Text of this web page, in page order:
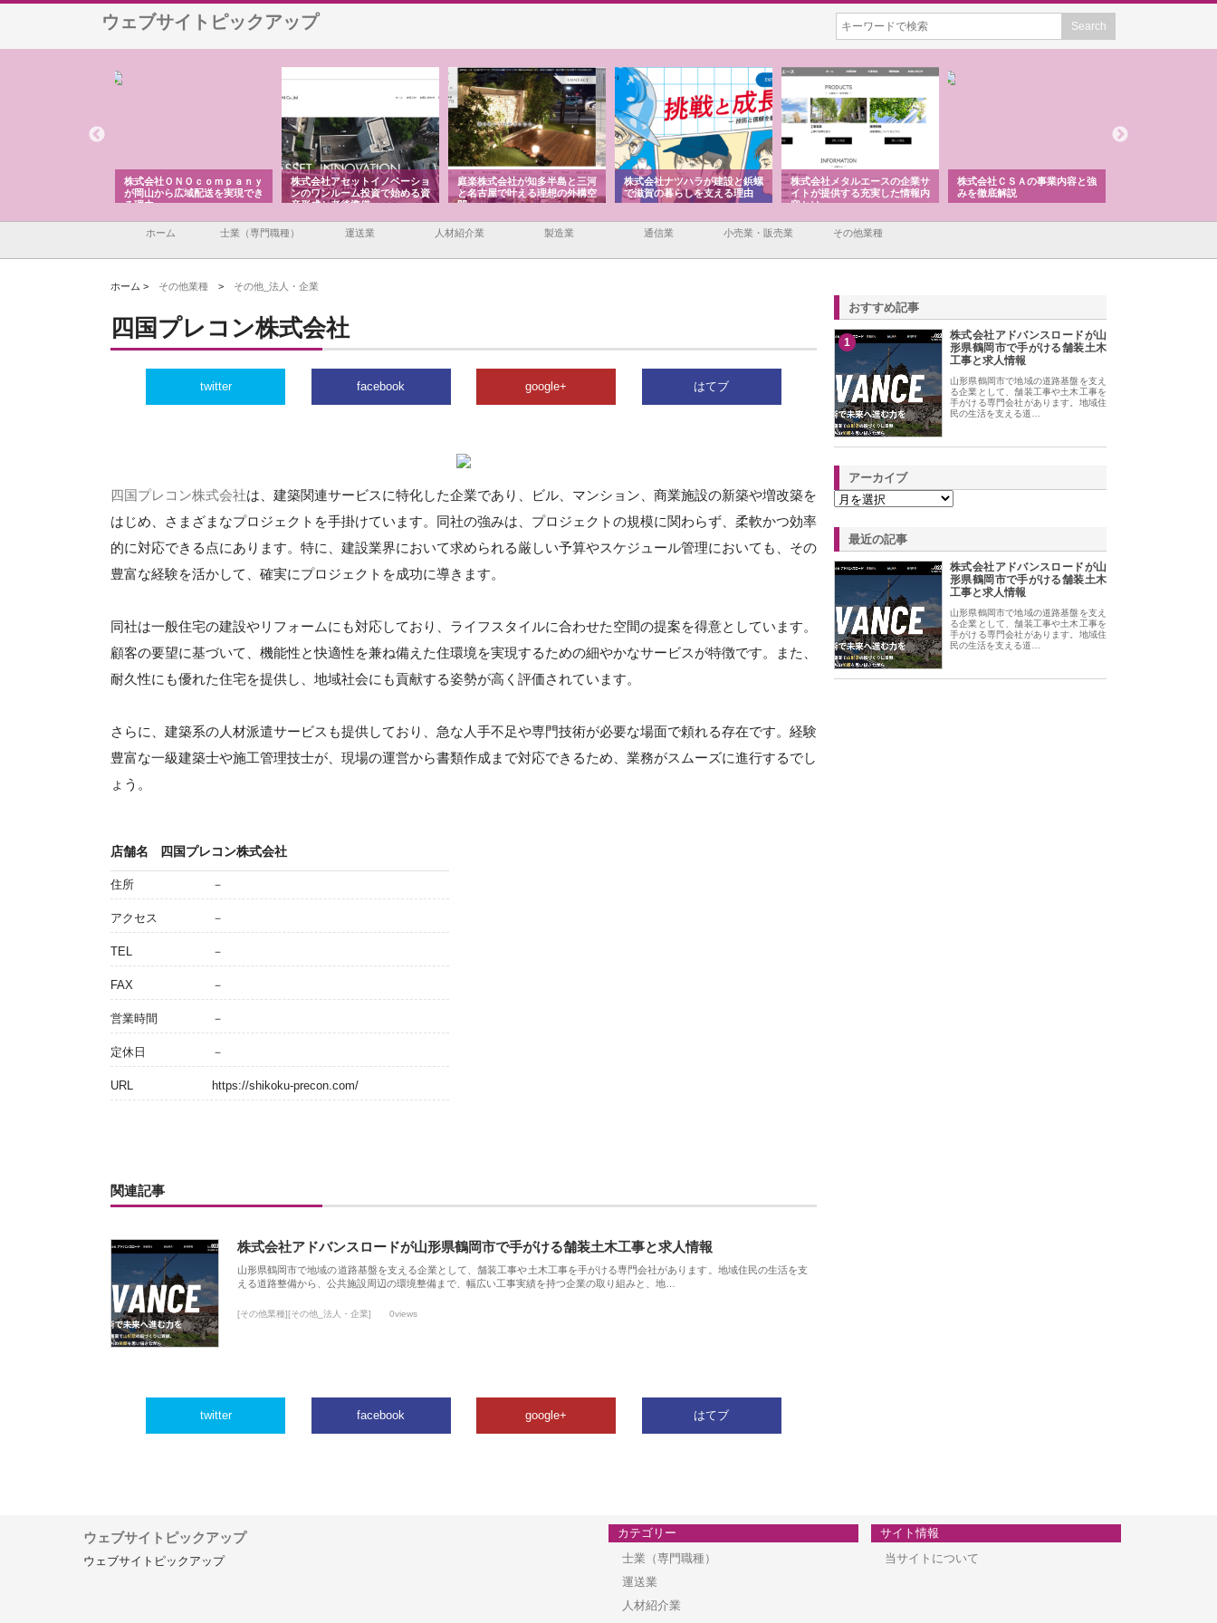
ウェブサイトピックアップ
株式会社アセットイノベーショ
ンのワンルーム投資で始める資
産形成と老後準備
庭楽株式会社が知多半島と三河
と名古屋で叶える理想の外構空
間
株式会社ナツハラが建設と鋲螺
で滋賀の暮らしを支える理由
株式会社メタルエースの企業サ
イトが提供する充実した情報内
容とは
株式会社ＣＳＡの事業内容と強
みを徹底解説
株式会社山形道路が手がける舗
装工事と土木技術の全容
ホーム 士業（専門職種） 運送業 人材紹介業 製造業 通信業 小売業・販売業 その他業種
ホーム > その他業種 > その他_法人・企業
四国プレコン株式会社
twitter facebook google+ はてブ
四国プレコン株式会社は、建築関連サービスに特化した企業であり、ビル、マンション、商業施設の新築や増改築を
はじめ、さまざまなプロジェクトを手掛けています。同社の強みは、プロジェクトの規模に関わらず、柔軟かつ効率
的に対応できる点にあります。特に、建設業界において求められる厳しい予算やスケジュール管理においても、その
豊富な経験を活かして、確実にプロジェクトを成功に導きます。
同社は一般住宅の建設やリフォームにも対応しており、ライフスタイルに合わせた空間の提案を得意としています。
顧客の要望に基づいて、機能性と快適性を兼ね備えた住環境を実現するための細やかなサービスが特徴です。また、
耐久性にも優れた住宅を提供し、地域社会にも貢献する姿勢が高く評価されています。
さらに、建築系の人材派遣サービスも提供しており、急な人手不足や専門技術が必要な場面で頼れる存在です。経験
豊富な一級建築士や施工管理技士が、現場の運営から書類作成まで対応できるため、業務がスムーズに進行するでし
ょう。
店舗名 四国プレコン株式会社
住所 －
アクセス －
TEL －
FAX －
営業時間 －
定休日 －
URL https://shikoku-precon.com/
関連記事
株式会社アドバンスロードが山形県鶴岡市で手がける舗装土木工事と求人情報
山形県鶴岡市で地域の道路基盤を支える企業として、舗装工事や土木工事を手がける専門会社があります。地域住民の生活を支
える道路整備から、公共施設周辺の環境整備まで、幅広い工事実績を持つ企業の取り組みと、地…
[その他業種][その他_法人・企業] 0views
twitter facebook google+ はてブ
おすすめ記事
1
株式会社アドバンスロードが山
形県鶴岡市で手がける舗装土木
工事と求人情報
山形県鶴岡市で地域の道路基盤を支え
る企業として、舗装工事や土木工事を
手がける専門会社があります。地域住
民の生活を支える道…
アーカイブ
最近の記事
株式会社アドバンスロードが山
形県鶴岡市で手がける舗装土木
工事と求人情報
山形県鶴岡市で地域の道路基盤を支え
る企業として、舗装工事や土木工事を
手がける専門会社があります。地域住
民の生活を支える道…
ウェブサイトピックアップ
ウェブサイトピックアップ
カテゴリー
士業（専門職種）
運送業
人材紹介業
サイト情報
当サイトについて